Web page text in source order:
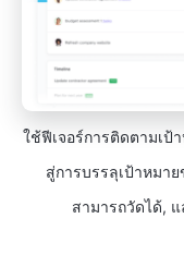
ใช้ฟีเจอร์การติดตามเป้
สู่การบรรลุเป้าหมา
สามารถวัดได้,